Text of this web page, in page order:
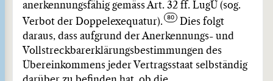
anerkennungsfähig gemäss Art. 32 ff. LugÜ (sog.
Verbot der Doppelexequatur).
Dies folgt
daraus, dass aufgrund der Anerkennungs- und
Vollstreckbarerklärungsbestimmungen des
Übereinkommens jeder Vertragsstaat selbständig